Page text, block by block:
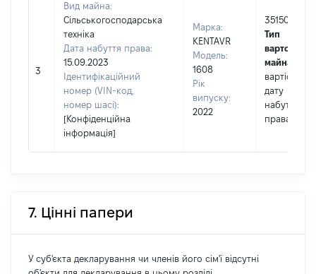
3
Вид майна:
Сільськогосподарська
техніка
Дата набуття права:
15.09.2023
Ідентифікаційний
номер (VIN-код,
номер шасі):
[Конфіденційна
інформація]
Марка:
KENTAVR
Модель:
1608
Рік
випуску:
2022
35150
Тип
вартості
майна:
вартість на
дату
набуття
права
7. Цінні папери
У суб'єкта декларування чи членів його сім'ї відсутні